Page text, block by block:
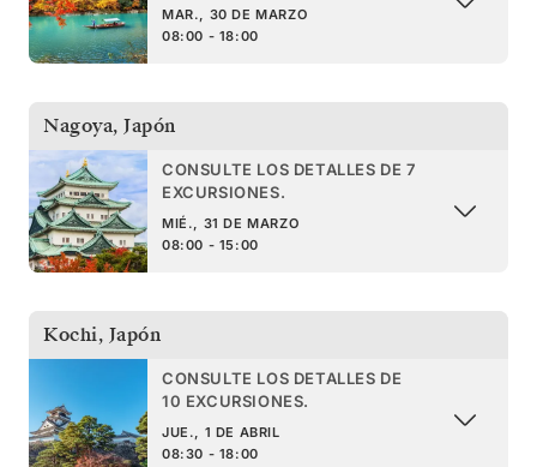
MAR., 30 DE MARZO
08:00 - 18:00
Nagoya, Japón
CONSULTE LOS DETALLES DE 7
EXCURSIONES.
MIÉ., 31 DE MARZO
08:00 - 15:00
Kochi, Japón
CONSULTE LOS DETALLES DE
10 EXCURSIONES.
JUE., 1 DE ABRIL
08:30 - 18:00